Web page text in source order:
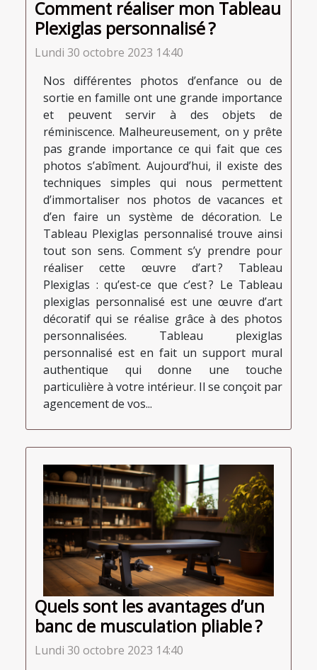
Comment réaliser mon Tableau
Plexiglas personnalisé ?
Lundi 30 octobre 2023 14:40
Nos différentes photos d’enfance ou de
sortie en famille ont une grande importance
et peuvent servir à des objets de
réminiscence. Malheureusement, on y prête
pas grande importance ce qui fait que ces
photos s’abîment. Aujourd’hui, il existe des
techniques simples qui nous permettent
d’immortaliser nos photos de vacances et
d’en faire un système de décoration. Le
Tableau Plexiglas personnalisé trouve ainsi
tout son sens. Comment s’y prendre pour
réaliser cette œuvre d’art ? Tableau
Plexiglas : qu’est-ce que c’est ? Le Tableau
plexiglas personnalisé est une œuvre d’art
décoratif qui se réalise grâce à des photos
personnalisées. Tableau plexiglas
personnalisé est en fait un support mural
authentique qui donne une touche
particulière à votre intérieur. Il se conçoit par
agencement de vos...
Quels sont les avantages d’un
banc de musculation pliable ?
Lundi 30 octobre 2023 14:40